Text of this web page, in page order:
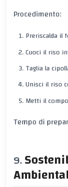
Procedimento:
Preriscalda il
Cuoci il riso
Taglia la
Unisci il riso
Metti il
Tempo di